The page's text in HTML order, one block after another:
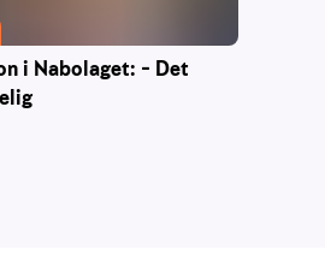
i Nabolaget: – Det